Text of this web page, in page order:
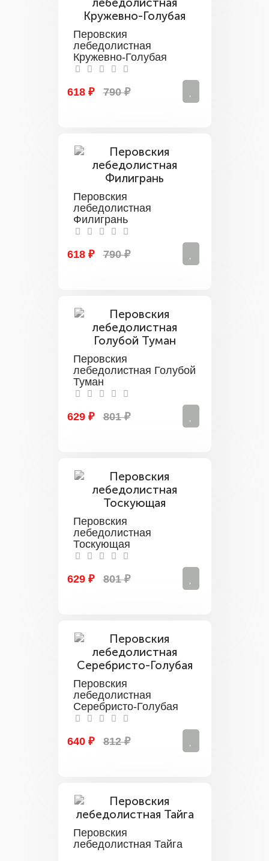
Перовския
лебедолистная
Кружевно-Голубая
618 ₽ 790 ₽
Перовския
лебедолистная
Филигрань
618 ₽ 790 ₽
Перовския
лебедолистная Голубой
Туман
629 ₽ 801 ₽
Перовския
лебедолистная
Тоскующая
629 ₽ 801 ₽
Перовския
лебедолистная
Серебристо-Голубая
640 ₽ 812 ₽
Перовския
лебедолистная Тайга